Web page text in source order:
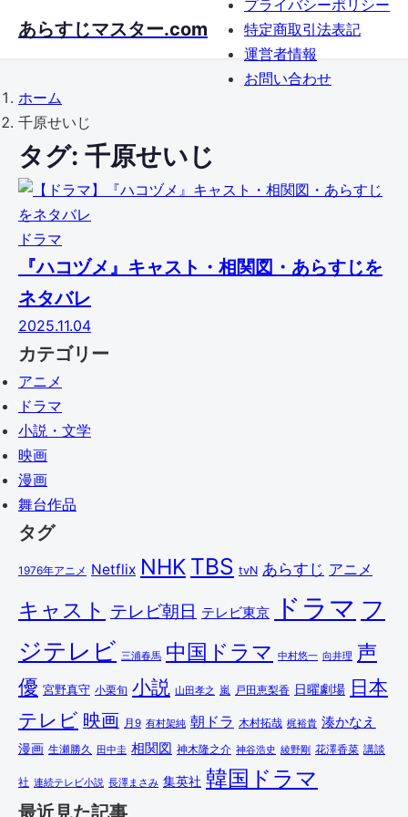
あらすじマスター.com
プライバシーポリシー
特定商取引法表記
運営者情報
お問い合わせ
ホーム
千原せいじ
タグ: 千原せいじ
ドラマ
『ハコヅメ』キャスト・相関図・あらすじを
ネタバレ
2025.11.04
カテゴリー
アニメ
ドラマ
小説・文学
映画
漫画
舞台作品
タグ
1976年アニメ Netflix NHK TBS tvN あらすじ アニメ
キャスト テレビ朝日 テレビ東京 ドラマ フ
ジテレビ 三浦春馬 中国ドラマ 中村悠一 向井理 声
優 宮野真守 小栗旬 小説 山田孝之 嵐 戸田恵梨香 日曜劇場 日本
テレビ 映画 月9 有村架純 朝ドラ 木村拓哉 梶裕貴 湊かなえ
漫画 生瀬勝久 田中圭 相関図 神木隆之介 神谷浩史 綾野剛 花澤香菜 講談
社 連続テレビ小説 長澤まさみ 集英社 韓国ドラマ
最近見た記事